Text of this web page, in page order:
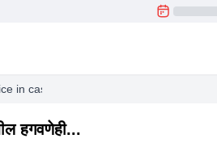
in case of vaishnavi hagawane
हगवणेही...